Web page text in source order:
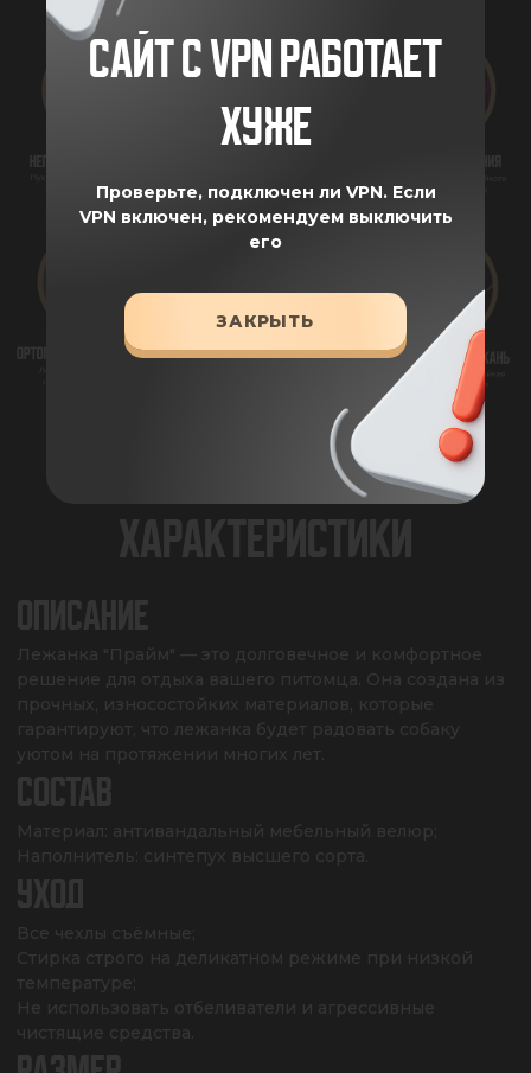
ХАРАКТЕРИСТИКИ
ОПИСАНИЕ
Лежанка "Прайм" — это долговечное и комфортное
решение для отдыха вашего питомца. Она создана из
прочных, износостойких материалов, которые
гарантируют, что лежанка будет радовать собаку
уютом на протяжении многих лет.
СОСТАВ
Материал: антивандальный мебельный велюр;
Наполнитель: синтепух высшего сорта.
УХОД
Все чехлы съёмные;
Стирка строго на деликатном режиме при низкой
температуре;
Не использовать отбеливатели и агрессивные
чистящие средства.
САЙТ С VPN РАБОТАЕТ
ХУЖЕ
Проверьте, подключен ли VPN. Если
VPN включен, рекомендуем выключить
его
ЗАКРЫТЬ